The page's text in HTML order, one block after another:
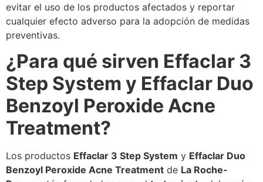
evitar el uso de los productos afectados y reportar
cualquier efecto adverso para la adopción de medidas
preventivas.
¿Para qué sirven Effaclar 3
Step System y Effaclar Duo
Benzoyl Peroxide Acne
Treatment?
Los productos Effaclar 3 Step System y Effaclar Duo
Benzoyl Peroxide Acne Treatment de La Roche-